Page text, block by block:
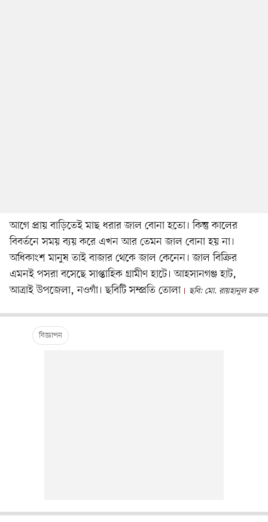
আগে প্রায় বাড়িতেই মাছ ধরার জাল বোনা হতো। কিন্তু কালের
বিবর্তনে সময় ব্যয় করে এখন আর তেমন জাল বোনা হয় না।
অধিকাংশ মানুষ তাই বাজার থেকে জাল কেনেন। জাল বিক্রির
এমনই পসরা বসেছে সাপ্তাহিক গ্রামীণ হাটে। আহসানগঞ্জ হাট,
আত্রাই উপজেলা, নওগাঁ। ছবিটি সম্প্রতি তোলা
ছবি: মো. রায়হানুল হক